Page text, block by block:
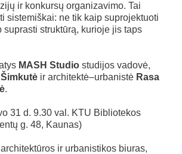
ir konkursų organizavimo. Tai
sistemiškai: ne tik kaip suprojektuoti
suprasti struktūrą, kurioje jis taps
MASH Studio studijos vadovė,
ir architektė–urbanistė Rasa
.
31 d. 9.30 val. KTU Bibliotekos
g. 48, Kaunas)
ir urbanistikos biuras,